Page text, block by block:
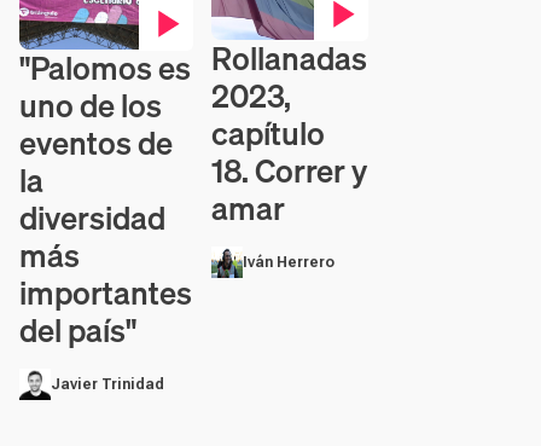
Contenido en vídeo
"Palomos es
uno de los
eventos de
la
diversidad
más
importantes
del país"
Javier Trinidad
Contenido en vídeo
Rollanadas
2023,
capítulo
18. Correr y
amar
Iván Herrero